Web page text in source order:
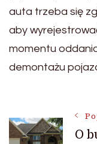
auta trzeba się
aby
momentu
demontażu
O